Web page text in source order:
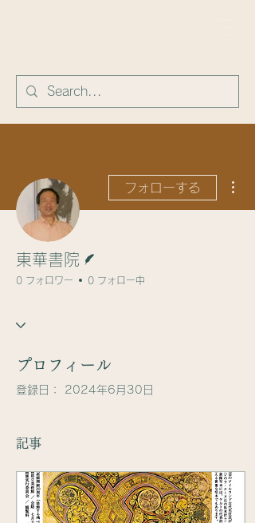
フォローする
東華書院
0 フォロワー 0 フォロー中
プロフィール
登録日： 2024年6月30日
記事